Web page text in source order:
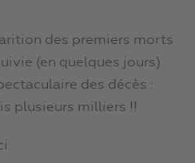
des premiers morts
(en quelques jours)
des décès :
plusieurs milliers !!